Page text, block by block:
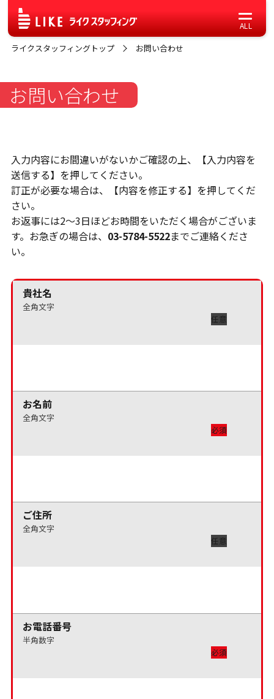
ライクスタッフィングトップ お問い合わせ
お問い合わせ
入力内容にお間違いがないかご確認の上、【入力内容を
送信する】を押してください。
訂正が必要な場合は、【内容を修正する】を押してくだ
さい。
お返事には2〜3日ほどお時間をいただく場合がございま
す。お急ぎの場合は、 03-5784-5522までご連絡くださ
い。
貴社名
全角文字
任意
お名前
全角文字
必須
ご住所
全角文字
任意
お電話番号
半角数字
必須